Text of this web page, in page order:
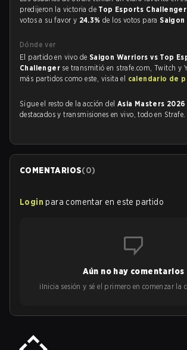
predijeron la victoria de Top Esports Challenger
votos a su favor y 24.3%de los votos para
Dónde ver
El partido en vivo de Saigon Warriors vs Top
Challenger se transmitió en strafe.com, Twitch y
más partidos como este, visita el calendario de
Sigue el resto de la acción del Asia Masters 2026
destacados y transmisiones en vivo, todo en Strafe.
COMENTARIOS(0)
Login para comentar en este partido
Aún no hay comentarios
¡Inicia sesión y sé el primero en comenzar la